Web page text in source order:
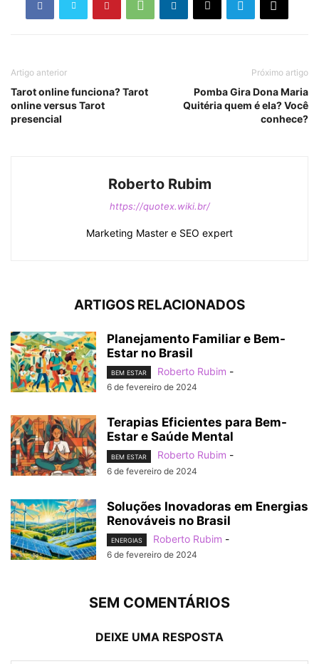
Artigo anterior
Tarot online funciona? Tarot
online versus Tarot
presencial
Próximo artigo
Pomba Gira Dona Maria
Quitéria quem é ela? Você
conhece?
Roberto Rubim
https://quotex.wiki.br/
Marketing Master e SEO expert
ARTIGOS RELACIONADOS
Planejamento Familiar e Bem-
Estar no Brasil
BEM ESTAR Roberto Rubim -
6 de fevereiro de 2024
Terapias Eficientes para Bem-
Estar e Saúde Mental
BEM ESTAR Roberto Rubim -
6 de fevereiro de 2024
Soluções Inovadoras em Energias
Renováveis no Brasil
ENERGIAS Roberto Rubim -
6 de fevereiro de 2024
SEM COMENTÁRIOS
DEIXE UMA RESPOSTA